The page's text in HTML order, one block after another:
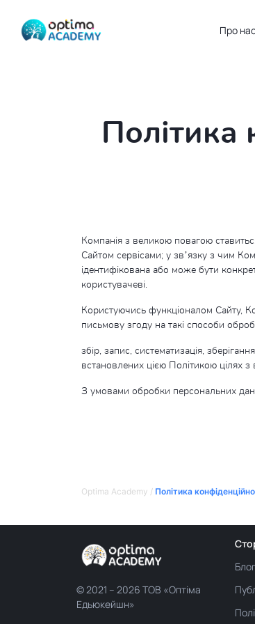
Про нас
Політика
Компанія з великою повагою
Сайтом сервісами; у зв’язку з чим
ідентифікована або може бути
користувачеві.
Користуючись функціоналом Сайту,
письмову згоду на такі способи
збір, запис, систематизація,
встановлених цією Політикою цілях
З умовами обробки персональних
Optima Academy / Політика
© 2021 – 2026 ТОВ «Оптіма
Едьюкейшн»
Блог